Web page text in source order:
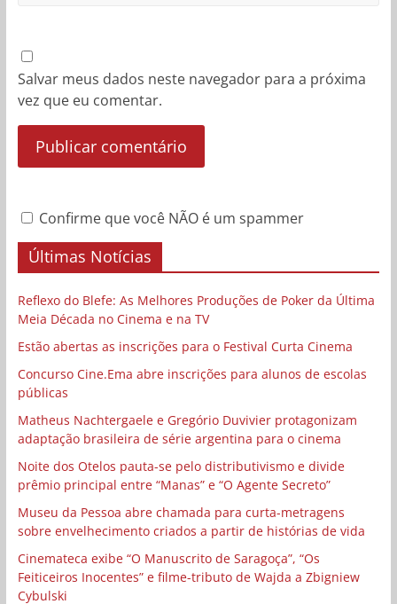
Salvar meus dados neste navegador para a próxima
vez que eu comentar.
Confirme que você NÃO é um spammer
Últimas Notícias
Reflexo do Blefe: As Melhores Produções de Poker da Última
Meia Década no Cinema e na TV
Estão abertas as inscrições para o Festival Curta Cinema
Concurso Cine.Ema abre inscrições para alunos de escolas
públicas
Matheus Nachtergaele e Gregório Duvivier protagonizam
adaptação brasileira de série argentina para o cinema
Noite dos Otelos pauta-se pelo distributivismo e divide
prêmio principal entre “Manas” e “O Agente Secreto”
Museu da Pessoa abre chamada para curta-metragens
sobre envelhecimento criados a partir de histórias de vida
Cinemateca exibe “O Manuscrito de Saragoça”, “Os
Feiticeiros Inocentes” e filme-tributo de Wajda a Zbigniew
Cybulski